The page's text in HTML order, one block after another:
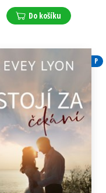
Do košíku
P